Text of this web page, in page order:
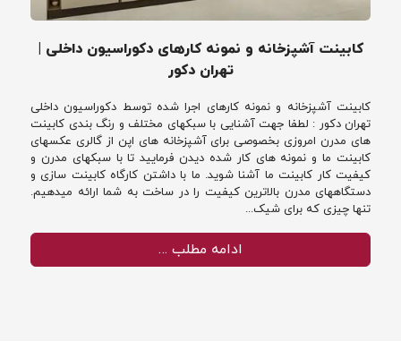
کابینت آشپزخانه و نمونه کارهای دکوراسیون داخلی |
تهران دکور
کابینت آشپزخانه و نمونه کارهای اجرا شده توسط دکوراسیون داخلی
تهران دکور : لطفا جهت آشنایی با سبکهای مختلف و رنگ بندی کابینت
های مدرن امروزی بخصوصی برای آشپزخانه های اپن از گالری عکسهای
کابینت ما و نمونه های کار شده دیدن فرمایید تا با سبکهای مدرن و
کیفیت کار کابینت ما آشنا شوید. ما با داشتن کارگاه کابینت سازی و
دستگاههای مدرن بالاترین کیفیت را در ساخت به شما ارائه میدهیم.
تنها چیزی که برای شیک...
ادامه مطلب …